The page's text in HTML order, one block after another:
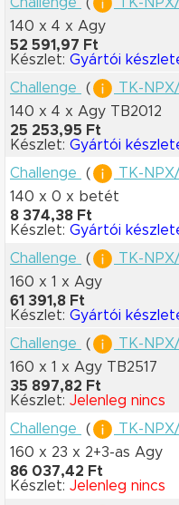
140 x 4 x Agy
52 591,97 Ft
Készlet: Gyártói
Challenge
( TK-
140 x 4 x Agy TB2012
25 253,95 Ft
Készlet: Gyártói
Challenge
( TK-
140 x 0 x betét
8 374,38 Ft
Készlet: Gyártói
Challenge
( TK-
160 x 1 x Agy
61 391,8 Ft
Készlet: Gyártói
Challenge
( TK-
160 x 1 x Agy TB2517
35 897,82 Ft
Készlet: Jelenleg nincs
Challenge
( TK-
160 x 23 x 2+3-as Agy
86 037,42 Ft
Készlet: Jelenleg nincs